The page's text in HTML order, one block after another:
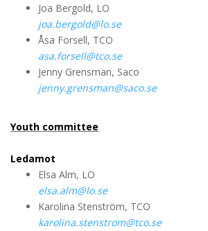
Joa Bergold, LO
joa.bergold@lo.se
Åsa Forsell, TCO
asa.forsell@tco.se
Jenny Grensman, Saco
jenny.grensman@saco.se
Youth committee
Ledamot
Elsa Alm, LO
elsa.alm@lo.se
Karolina Stenström, TCO
karolina.stenstrom@tco.se